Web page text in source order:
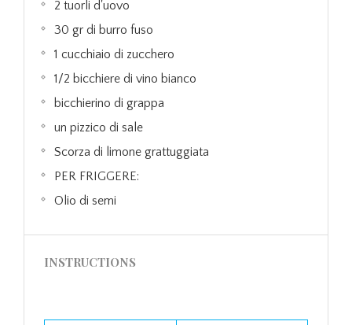
2 tuorli d'uovo
30 gr di burro fuso
1 cucchiaio di zucchero
1/2 bicchiere di vino bianco
bicchierino di grappa
un pizzico di sale
Scorza di limone grattuggiata
PER FRIGGERE:
Olio di semi
INSTRUCTIONS